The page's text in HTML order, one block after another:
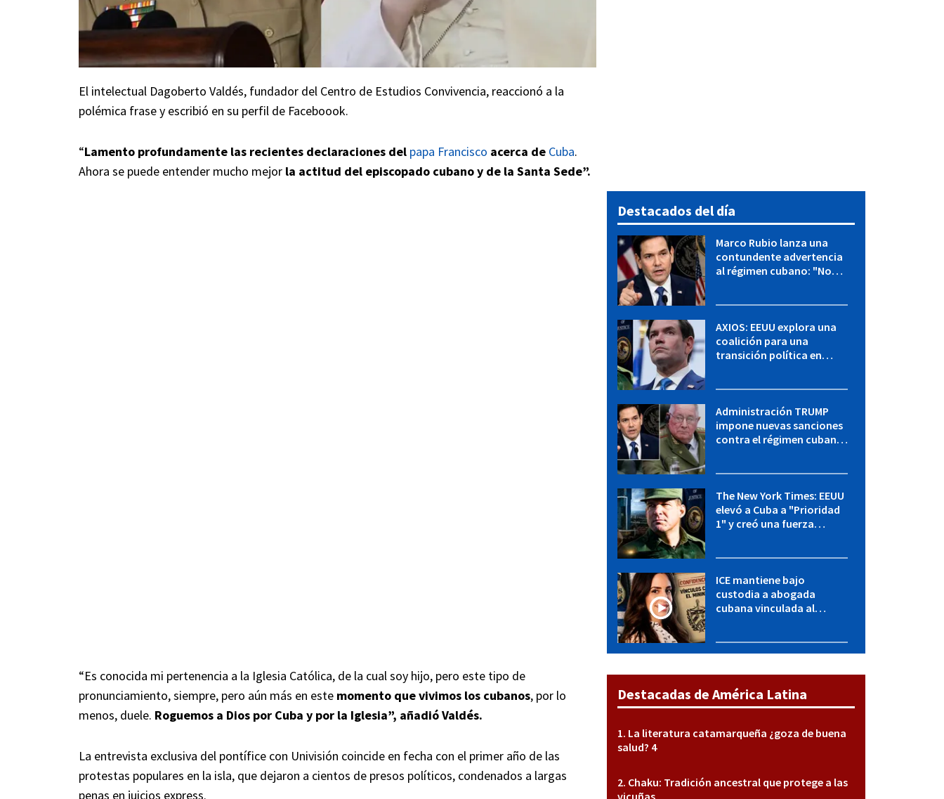
El intelectual Dagoberto Valdés, fundador del Centro de Estudios Convivencia, reaccionó a la
polémica frase y escribió en su perfil de Faceboook.
“Lamento profundamente las recientes declaraciones del papa Francisco acerca de Cuba.
Ahora se puede entender mucho mejor la actitud del episcopado cubano y de la Santa Sede”.
“Es conocida mi pertenencia a la Iglesia Católica, de la cual soy hijo, pero este tipo de
pronunciamiento, siempre, pero aún más en este momento que vivimos los cubanos, por lo
menos, duele. Roguemos a Dios por Cuba y por la Iglesia”, añadió Valdés.
La entrevista exclusiva del pontífice con Univisión coincide en fecha con el primer año de las
protestas populares en la isla, que dejaron a cientos de presos políticos, condenados a largas
penas en juicios express.
Destacados del día
Marco Rubio lanza una
contundente advertencia
al régimen cubano: "No
AXIOS: EEUU explora una
coalición para una
transición política en
Administración TRUMP
impone nuevas sanciones
contra el régimen cubano:
The New York Times: EEUU
elevó a Cuba a "Prioridad
1" y creó una fuerza
ICE mantiene bajo
custodia a abogada
cubana vinculada al
Destacadas de América Latina
La literatura catamarqueña ¿goza de buena
salud? 4
Chaku: Tradición ancestral que protege a las
vicuñas